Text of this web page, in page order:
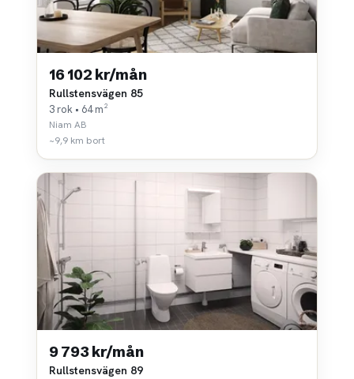
16 102 kr/mån
Rullstensvägen 85
3 rok • 64 m²
Niam AB
~9,9 km bort
9 793 kr/mån
Rullstensvägen 89